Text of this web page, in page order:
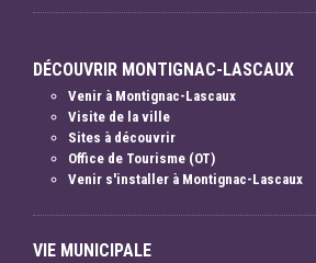
DÉCOUVRIR MONTIGNAC-LASCAUX
Venir à Montignac-Lascaux
Visite de la ville
Sites à découvrir
Office de Tourisme (OT)
Venir s'installer à Montignac-Lascaux
VIE MUNICIPALE